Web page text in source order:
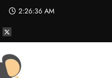
2:26:36 AM